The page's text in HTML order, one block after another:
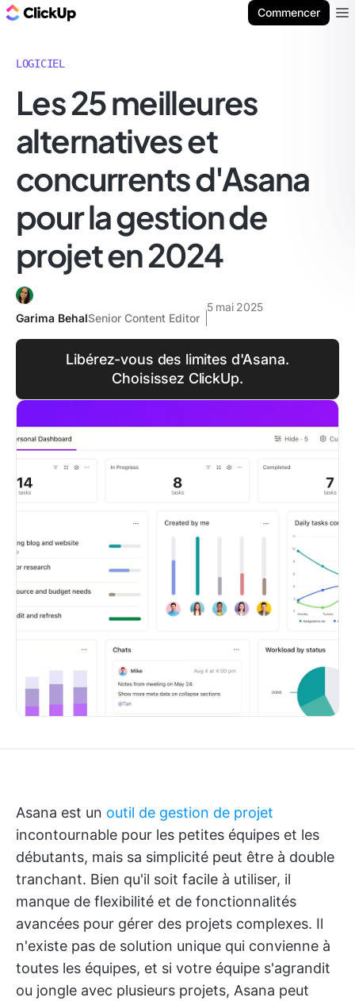
Commencer
LOGICIEL
Les 25 meilleures
alternatives et
concurrents d'Asana
pour la gestion de
projet en 2024
Garima BehalSenior Content Editor
5 mai 2025
Libérez-vous des limites d'Asana.
Choisissez ClickUp.
Asana est un outil de gestion de projet
incontournable pour les petites équipes et les
débutants, mais sa simplicité peut être à double
tranchant. Bien qu'il soit facile à utiliser, il
manque de flexibilité et de fonctionnalités
avancées pour gérer des projets complexes. Il
n'existe pas de solution unique qui convienne à
toutes les équipes, et si votre équipe s'agrandit
ou jongle avec plusieurs projets, Asana peut